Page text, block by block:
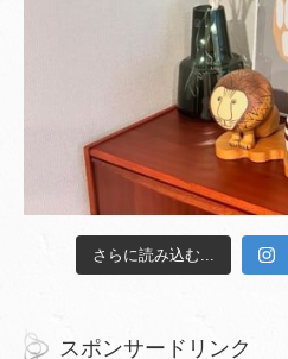
さらに読み込む...
スポンサードリンク